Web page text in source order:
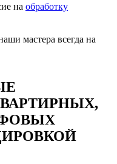
на обработку
мастера всегда на